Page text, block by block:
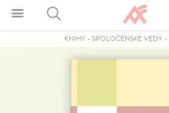
KNIHY - SPOLOČENSKÉ VEDY -